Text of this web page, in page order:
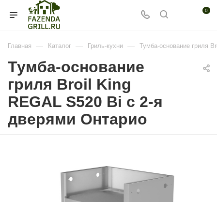
0
Главная — Каталог — Гриль-кухни — Тумба-основание гриля
Тумба-основание
гриля Broil King
REGAL S520 Bi с 2-я
дверями Онтарио